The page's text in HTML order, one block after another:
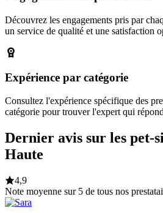
Découvrez les engagements pris par
un service de qualité et une satisfaction
Expérience par catégorie
Consultez l'expérience spécifique des
catégorie pour trouver l'expert qui
Dernier avis sur les pet-
Haute
4,9
Note moyenne sur 5 de tous nos